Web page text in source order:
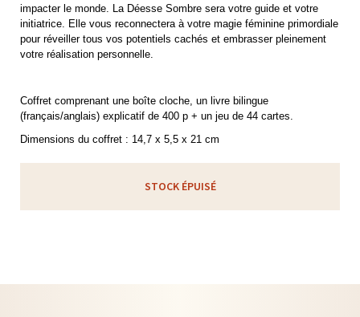
impacter le monde. La Déesse Sombre sera votre guide et votre
initiatrice. Elle vous reconnectera à votre magie féminine primordiale
pour réveiller tous vos potentiels cachés et embrasser pleinement
votre réalisation personnelle.
Coffret comprenant une boîte cloche, un livre bilingue
(français/anglais) explicatif de 400 p + un jeu de 44 cartes.
Dimensions du coffret : 14,7 x 5,5 x 21 cm
STOCK ÉPUISÉ